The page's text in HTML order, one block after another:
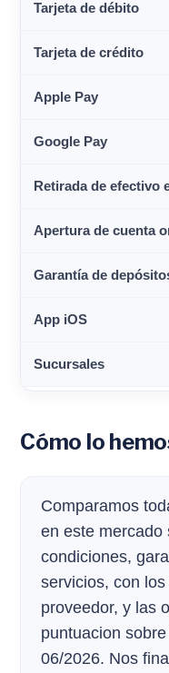
Tarjeta de débito
Tarjeta de crédito
Apple Pay
Google Pay
Retirada de efectivo
Apertura de cuenta
Garantía de
App iOS
Sucursales
Cómo lo
Comparamos
en este mercado
condiciones,
servicios, con
proveedor, y las
puntuacion
06/2026. Nos